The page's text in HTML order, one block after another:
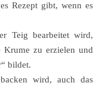
Rezept gibt, wenn es
Teig bearbeitet wird,
Krume zu erzielen und
bildet.
wird, auch das